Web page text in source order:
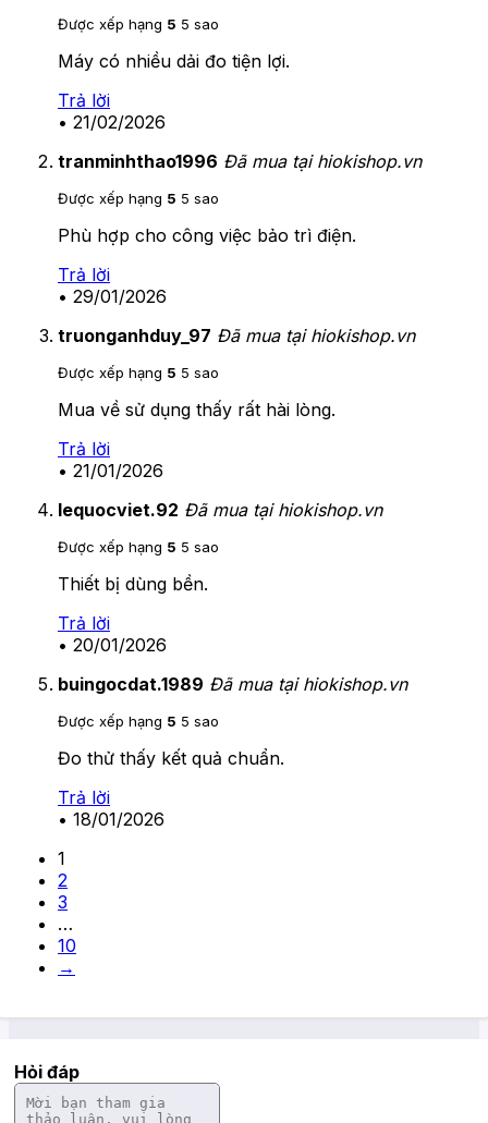
Được xếp hạng 5 5 sao
Máy có nhiều dải đo tiện lợi.
Trả lời
• 21/02/2026
tranminhthao1996 Đã mua tại hiokishop.vn
Được xếp hạng 5 5 sao
Phù hợp cho công việc bảo trì điện.
Trả lời
• 29/01/2026
truonganhduy_97 Đã mua tại hiokishop.vn
Được xếp hạng 5 5 sao
Mua về sử dụng thấy rất hài lòng.
Trả lời
• 21/01/2026
lequocviet.92 Đã mua tại hiokishop.vn
Được xếp hạng 5 5 sao
Thiết bị dùng bền.
Trả lời
• 20/01/2026
buingocdat.1989 Đã mua tại hiokishop.vn
Được xếp hạng 5 5 sao
Đo thử thấy kết quả chuẩn.
Trả lời
• 18/01/2026
1
2
3
…
10
→
Hỏi đáp